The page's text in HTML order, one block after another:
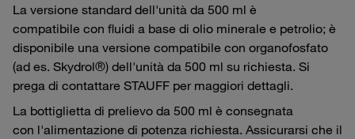
La versione standard dell'unità da 500 ml è
compatibile con fluidi a base di olio minerale e petrolio; è
disponibile una versione compatibile con organofosfato
(ad es. Skydrol®) dell'unità da 500 ml su richiesta. Si
prega di contattare STAUFF per maggiori dettagli.
La bottiglietta di prelievo da 500 ml è consegnata
con l'alimentazione di potenza richiesta. Assicurarsi che il